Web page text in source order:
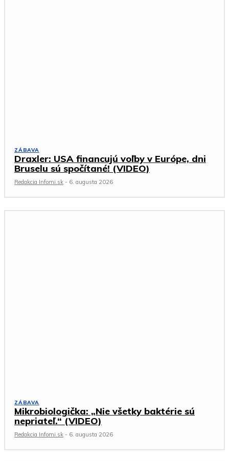
ZÁBAVA
Draxler: USA financujú voľby v Európe, dni
Bruselu sú spočítané! (VIDEO)
Redakcia Infomi.sk - 6. augusta 2026
ZÁBAVA
Mikrobiologička: „Nie všetky baktérie sú
nepriateľ.“ (VIDEO)
Redakcia Infomi.sk - 6. augusta 2026